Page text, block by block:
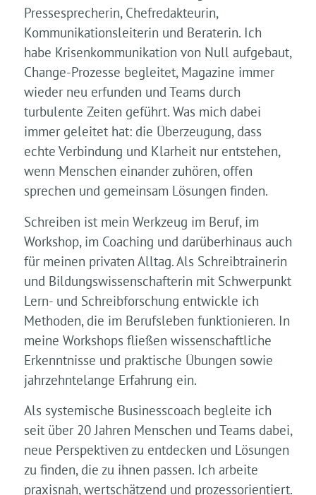
Pressesprecherin, Chefredakteurin,
Kommunikationsleiterin und Beraterin. Ich
habe Krisenkommunikation von Null aufgebaut,
Change-Prozesse begleitet, Magazine immer
wieder neu erfunden und Teams durch
turbulente Zeiten geführt. Was mich dabei
immer geleitet hat: die Überzeugung, dass
echte Verbindung und Klarheit nur entstehen,
wenn Menschen einander zuhören, offen
sprechen und gemeinsam Lösungen finden.
Schreiben ist mein Werkzeug im Beruf, im
Workshop, im Coaching und darüberhinaus auch
für meinen privaten Alltag. Als Schreibtrainerin
und Bildungswissenschafterin mit Schwerpunkt
Lern- und Schreibforschung entwickle ich
Methoden, die im Berufsleben funktionieren. In
meine Workshops fließen wissenschaftliche
Erkenntnisse und praktische Übungen sowie
jahrzehntelange Erfahrung ein.
Als systemische Businesscoach begleite ich
seit über 20 Jahren Menschen und Teams dabei,
neue Perspektiven zu entdecken und Lösungen
zu finden, die zu ihnen passen. Ich arbeite
praxisnah, wertschätzend und prozessorientiert.